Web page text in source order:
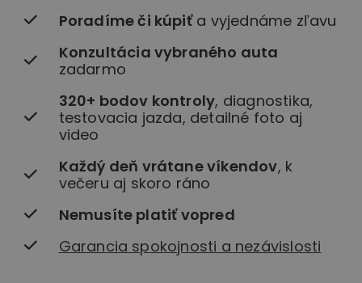
Poradíme či kúpiťa vyjednáme zľavu
Konzultácia vybraného auta
zadarmo
320+ bodov kontroly, diagnostika,
testovacia jazda, detailné foto aj
video
Každý deň vrátane víkendov, k
večeru aj skoro ráno
Nemusíte platiť vopred
Garancia spokojnosti a nezávislosti